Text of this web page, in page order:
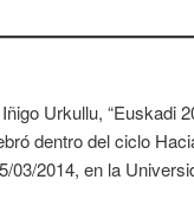
Urkullu, “Euskadi
dentro del ciclo
03/2014, en la